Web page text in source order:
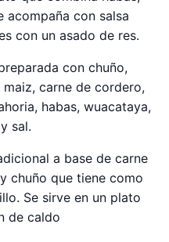
acompaña con salsa
con un asado de res.
con chuño,
carne de cordero,
habas, wuacataya,
sal.
a base de carne
chuño que tiene como
Se sirve en un plato
de caldo